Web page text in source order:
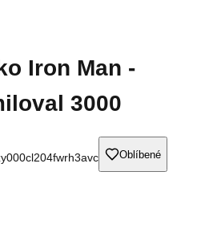
Iron Man -
3000
Oblíbené